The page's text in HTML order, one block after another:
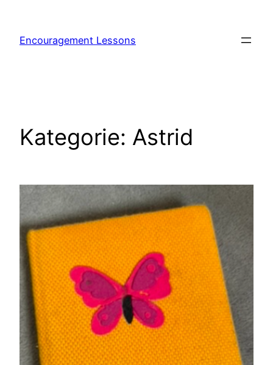
Encouragement Lessons
Kategorie: Astrid